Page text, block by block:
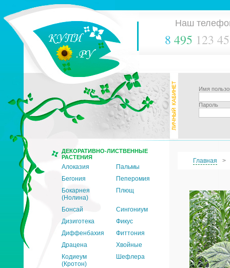
Наш
8 495 123
Имя
Пароль
ДЕКОРАТИВНО-ЛИСТВЕННЫЕ
РАСТЕНИЯ
Алоказия
Пальмы
Бегония
Пеперомия
Бокарнея
(Нолина)
Плющ
Бонсай
Сингониум
Дизиготека
Фикус
Диффенбахия
Фиттония
Драцена
Хвойные
Кодиеум
(Кротон)
Шефлера
Главная